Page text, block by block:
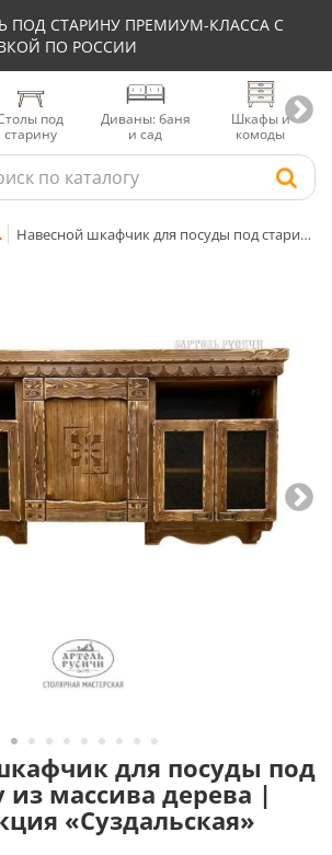
ПОД СТАРИНУ ПРЕМИУМ-КЛАССА С
ПО РОССИИ
под
старину
Диваны: баня
и сад
Шкафы и
комоды
Навесной шкафчик для посуды под старину из массива дерева |коллекция «Суздальская»
для посуды под
из массива дерева |
«Суздальская»